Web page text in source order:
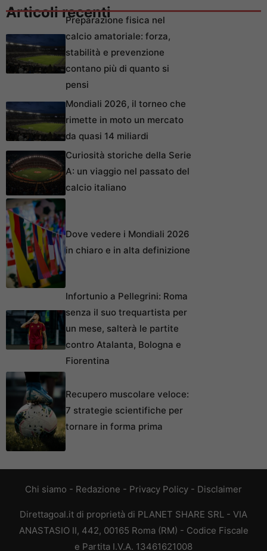
Articoli recentiPreparazione fisica nel
calcio amatoriale: forza,
stabilità e prevenzione
contano più di quanto si
pensi
Mondiali 2026, il torneo che
rimette in moto un mercato
da quasi 14 miliardi
Curiosità storiche della Serie
A: un viaggio nel passato del
calcio italiano
Dove vedere i Mondiali 2026
in chiaro e in alta definizione
Infortunio a Pellegrini: Roma
senza il suo trequartista per
un mese, salterà le partite
contro Atalanta, Bologna e
Fiorentina
Recupero muscolare veloce:
7 strategie scientifiche per
tornare in forma prima
Chi siamo - Redazione - Privacy Policy - Disclaimer
Direttagoal.it di proprietà di PLANET SHARE SRL - VIA
ANASTASIO II, 442, 00165 Roma (RM) - Codice Fiscale
e Partita I.V.A. 13461621008